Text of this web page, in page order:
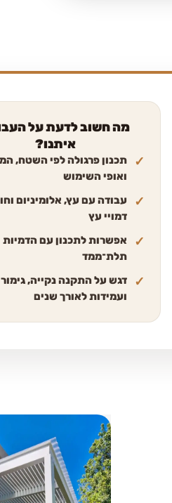
מה חשוב לדעת על
איתנו?
תכנון פרגולה לפי השטח,
ואופי השימוש
עבודה עם עץ, אלומיניום
דמויי עץ
אפשרות לתכנון עם הדמיות
תלת־ממד
דגש על התקנה נקייה,
ועמידות לאורך שנים